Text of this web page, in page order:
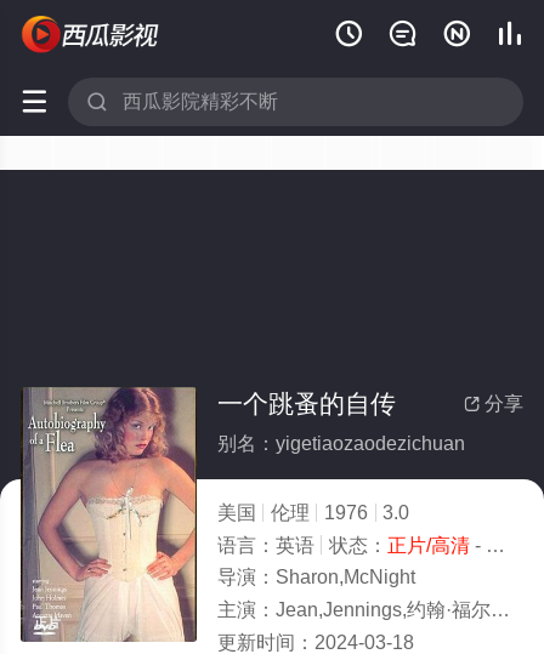
   
 
正片
 分享
一个跳蚤的自传
别名：yigetiaozaodezichuan
美国 伦理 1976
3.0
语言： 英语 状态： 正片/高清- 免费在线观看
导演： Sharon,McNight
主演： Jean,Jennings,约翰·福尔摩斯,保罗·托马斯,Dale,Meador,安妮特·海雯,约翰·莱斯利,Ken
更新时间： 2024-03-18